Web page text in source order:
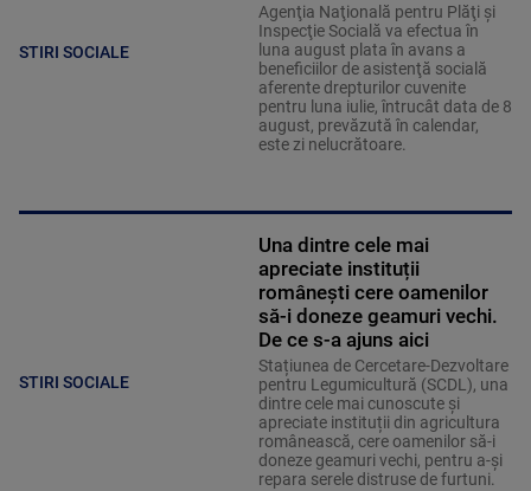
STIRI SOCIALE
Agenţia Naţională pentru Plăţi şi
Inspecţie Socială va efectua în
luna august plata în avans a
beneficiilor de asistenţă socială
aferente drepturilor cuvenite
pentru luna iulie, întrucât data de 8
august, prevăzută în calendar,
este zi nelucrătoare.
STIRI SOCIALE
Una dintre cele mai
apreciate instituții
românești cere oamenilor
să-i doneze geamuri vechi.
De ce s-a ajuns aici
Stațiunea de Cercetare-Dezvoltare
pentru Legumicultură (SCDL), una
dintre cele mai cunoscute și
apreciate instituții din agricultura
românească, cere oamenilor să-i
doneze geamuri vechi, pentru a-și
repara serele distruse de furtuni.